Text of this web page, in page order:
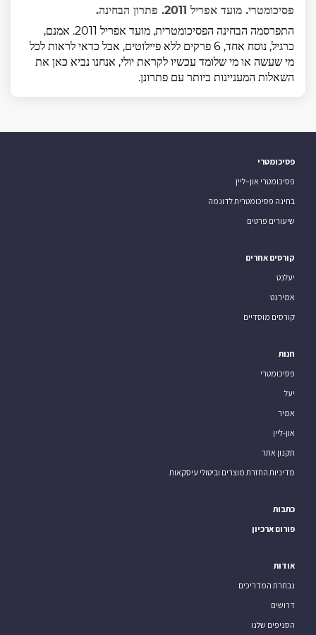
פסיכומטרי. מועד אפריל 2011. פתרון הבחינה.
התפרסמה הבחינה הפסיכומטרית, מועד אפריל 2011. אמנם,
כרגיל, נוסח אחד, 6 פרקים ללא פיילוטים, אבל כדאי לראות לכל
מי שעשה או מי שלומד עכשיו לקראת יולי, אנחנו נביא כאן את
השאלות המעניינות ביותר עם פתרונן.
פסיכומטרי
פסיכומטרי און–ליין
בחינה פסיכומטרית לדוגמה
שיעורים פרטים
קורסים אחרים
יעלנט
אמירנט
קורסים מוסדיים
חנות
פסיכומטרי
יעל
אמיר
און-ליין
תקנון אתר
מדיניות החזרת מוצרים וביטולי עיסקאות
כתבות
פורום ארכיון
אודות
נבחרת המדריכים
דרושים
הסניפים שלנו